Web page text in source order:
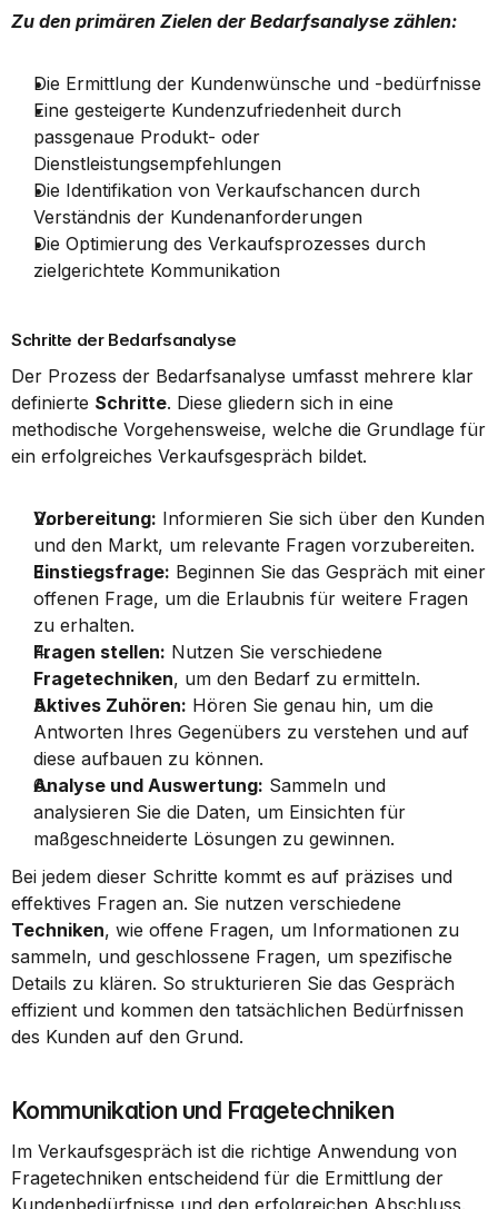
Zu den primären Zielen der Bedarfsanalyse zählen:
Die Ermittlung der Kundenwünsche und -bedürfnisse
Eine gesteigerte Kundenzufriedenheit durch
passgenaue Produkt- oder
Dienstleistungsempfehlungen
Die Identifikation von Verkaufschancen durch
Verständnis der Kundenanforderungen
Die Optimierung des Verkaufsprozesses durch
zielgerichtete Kommunikation
Schritte der Bedarfsanalyse
Der Prozess der Bedarfsanalyse umfasst mehrere klar
definierte Schritte. Diese gliedern sich in eine
methodische Vorgehensweise, welche die Grundlage für
ein erfolgreiches Verkaufsgespräch bildet.
Vorbereitung: Informieren Sie sich über den Kunden
und den Markt, um relevante Fragen vorzubereiten.
Einstiegsfrage: Beginnen Sie das Gespräch mit einer
offenen Frage, um die Erlaubnis für weitere Fragen
zu erhalten.
Fragen stellen:
Fragetechniken, um den Bedarf zu ermitteln.
Aktives Zuhören: Hören Sie genau hin, um die
Antworten Ihres Gegenübers zu verstehen und auf
diese aufbauen zu können.
Analyse und Auswertung: Sammeln und
analysieren Sie die Daten, um Einsichten für
maßgeschneiderte Lösungen zu gewinnen.
Bei jedem dieser Schritte kommt es auf präzises und
Techniken, wie offene Fragen, um Informationen zu
sammeln, und geschlossene Fragen, um spezifische
Details zu klären. So strukturieren Sie das Gespräch
effizient und kommen den tatsächlichen Bedürfnissen
des Kunden auf den Grund.
Kommunikation und Fragetechniken
Im Verkaufsgespräch ist die richtige Anwendung von
Fragetechniken entscheidend für die Ermittlung der
Kundenbedürfnisse und den erfolgreichen Abschluss.